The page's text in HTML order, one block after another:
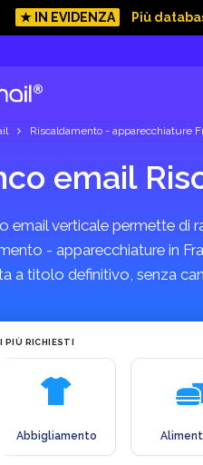
★ IN EVIDENZA Più
Riscaldamento - apparecchiature
email
email verticale permette di
- apparecchiature in
a titolo definitivo, senza
PIÙ RICHIESTI
Abbigliamento